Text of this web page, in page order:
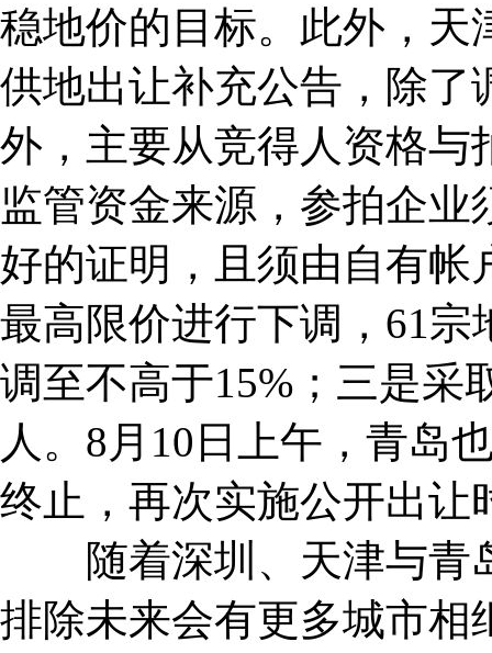
稳地价的目标。此外，天
供地出让补充公告，除了
外，主要从竞得人资格与
监管资金来源，参拍企
好的证明，且须由自有帐
最高限价进行下调，61宗
调至不高于15%；三是采
人。8月10日上午，青岛
终止，再次实施公开出让
随着深圳、天津与青
排除未来会有更多城市相